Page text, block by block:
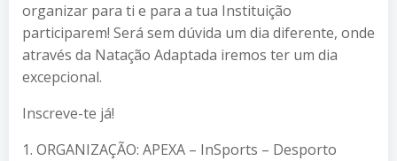
organizar para ti e para a tua Instituição
participarem! Será sem dúvida um dia diferente, onde
através da Natação Adaptada iremos ter um dia
excepcional.
Inscreve-te já!
1. ORGANIZAÇÃO: APEXA – InSports – Desporto